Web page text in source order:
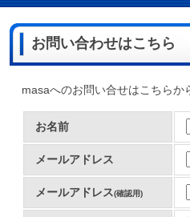
お問い合わせはこちら
masaへのお問い合せはこちらか
お名前
メールアドレス
メールアドレス(確認用)